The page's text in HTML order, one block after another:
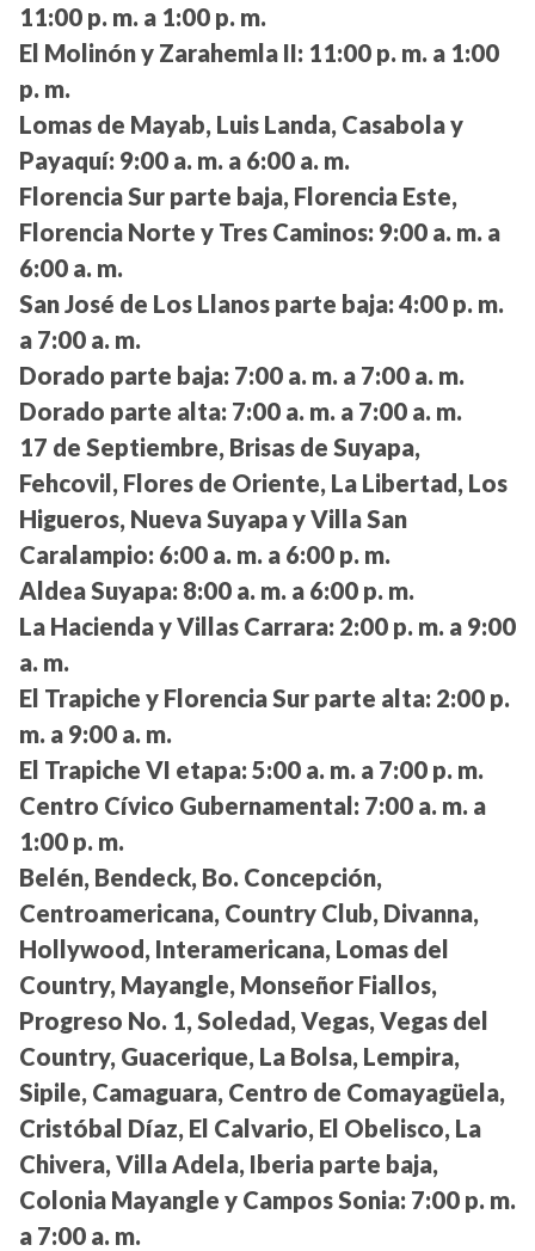
11:00 p. m. a 1:00 p. m.
El Molinón y Zarahemla II: 11:00 p. m. a 1:00
p. m.
Lomas de Mayab, Luis Landa, Casabola y
Payaquí: 9:00 a. m. a 6:00 a. m.
Florencia Sur parte baja, Florencia Este,
Florencia Norte y Tres Caminos: 9:00 a. m. a
6:00 a. m.
San José de Los Llanos parte baja: 4:00 p. m.
a 7:00 a. m.
Dorado parte baja: 7:00 a. m. a 7:00 a. m.
Dorado parte alta: 7:00 a. m. a 7:00 a. m.
17 de Septiembre, Brisas de Suyapa,
Fehcovil, Flores de Oriente, La Libertad, Los
Higueros, Nueva Suyapa y Villa San
Caralampio: 6:00 a. m. a 6:00 p. m.
Aldea Suyapa: 8:00 a. m. a 6:00 p. m.
La Hacienda y Villas Carrara: 2:00 p. m. a 9:00
a. m.
El Trapiche y Florencia Sur parte alta: 2:00 p.
m. a 9:00 a. m.
El Trapiche VI etapa: 5:00 a. m. a 7:00 p. m.
Centro Cívico Gubernamental: 7:00 a. m. a
1:00 p. m.
Belén, Bendeck, Bo. Concepción,
Centroamericana, Country Club, Divanna,
Hollywood, Interamericana, Lomas del
Country, Mayangle, Monseñor Fiallos,
Progreso No. 1, Soledad, Vegas, Vegas del
Country, Guacerique, La Bolsa, Lempira,
Sipile, Camaguara, Centro de Comayagüela,
Cristóbal Díaz, El Calvario, El Obelisco, La
Chivera, Villa Adela, Iberia parte baja,
Colonia Mayangle y Campos Sonia: 7:00 p. m.
a 7:00 a. m.